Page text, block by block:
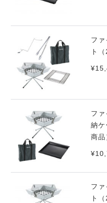
フ
ト
フ
納
商品
フ
ト